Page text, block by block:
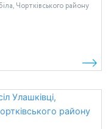
Чортківського району